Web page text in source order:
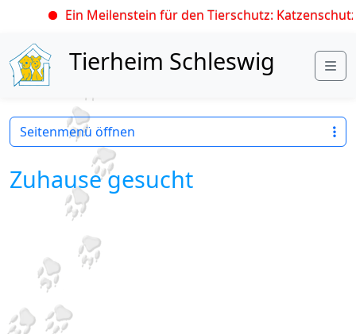
Ein Meilenstein für den Tierschutz:
Skip to content
Tierheim Schleswig
Zuhause gesucht
Seitenmenü öffnen